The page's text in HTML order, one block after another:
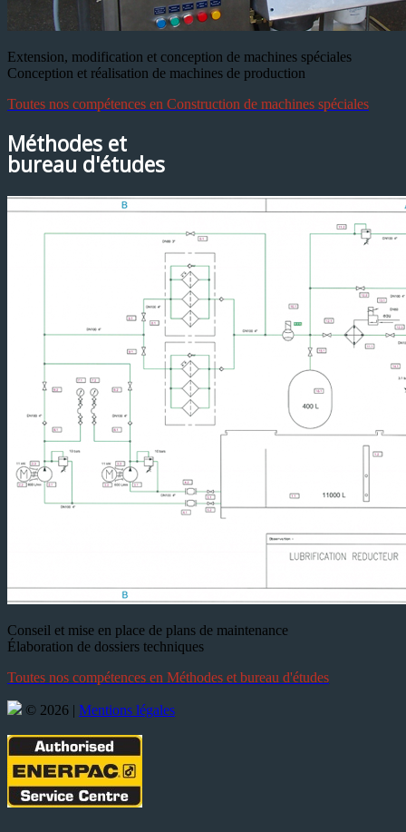
Extension, modification et conception de machines spéciales
Conception et réalisation de machines de production
Toutes nos compétences en Construction de machines spéciales
Méthodes et
bureau d'études
Conseil et mise en place de plans de maintenance
Élaboration de dossiers techniques
Toutes nos compétences en Méthodes et bureau d'études
© 2026 | Mentions légales